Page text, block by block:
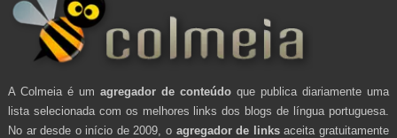
A Colmeia é um agregador de conteúdo que publica diariamente uma
lista selecionada com os melhores links dos blogs de língua portuguesa.
No ar desde o início de 2009, o agregador de linksaceita gratuitamente